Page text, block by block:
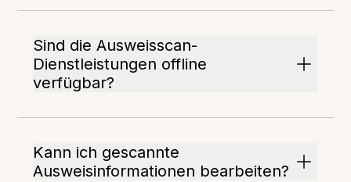
Sind die Ausweisscan-
Dienstleistungen offline
verfügbar?
Kann ich gescannte
Ausweisinformationen bearbeiten?